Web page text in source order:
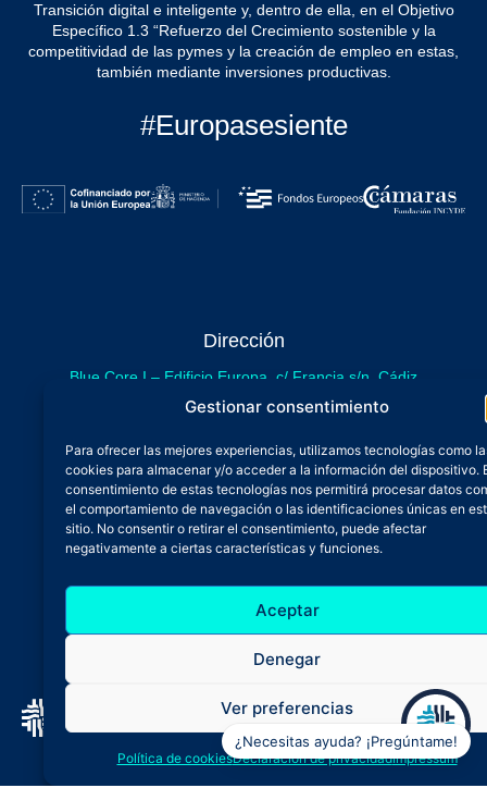
Gestionar consentimiento
Para ofrecer las mejores experiencias, utilizamos tecnologías como
cookies para almacenar y/o acceder a la información del dispositivo.
consentimiento de estas tecnologías nos permitirá procesar datos
el comportamiento de navegación o las identificaciones únicas en
sitio. No consentir o retirar el consentimiento, puede afectar
negativamente a ciertas características y funciones.
Aceptar
Denegar
Ver preferencias
Política de cookiesDeclaración de privacidadImpressum
Transición digital e inteligente y, dentro de ella, en el Objetivo
Específico 1.3 “Refuerzo del Crecimiento sostenible y la
competitividad de las pymes y la creación de empleo en estas,
también mediante inversiones productivas.
#Europasesiente
Dirección
Blue Core I – Edificio Europa, c/ Francia s/n. Cádiz
sede provisional de Blue Core - Incubazul
próximamente.
Teléfono y Whatsapp
600 515 071
De lunes a viernes
Oficina 24/7
Atención continuada
Email
admin@zfbluecore.es
Aviso legalPolítica de privacidad
¿Necesitas ayuda? ¡Pregúntame!